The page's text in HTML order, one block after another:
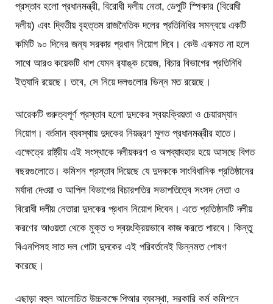
প্রস্তাব হলো প্রধানমন্ত্রী, বিরোধী দলীয় নেতা, ডেপুটি স্পিকার (বিরোধী
দলীয়) এবং দ্বিতীয় বৃহত্তম রাজনৈতিক দলের প্রতিনিধির সমন্বয়ে একটি
কমিটি ৯০ দিনের জন্য সরকার প্রধান নিয়োগ দিবে। কেউ একমত না হলে
সাথে আরও কয়েকটি ধাপ যেমন র‍্যাঙ্ক চয়েজ, বিচার বিভাগের প্রতিনিধি
ইত্যাদি রয়েছে। তবে, সে নিয়ে দলগুলোর ভিন্ন মত রয়েছে।
আরেকটি গুরুত্বপূর্ণ প্রস্তাব হলো দুদকের স্বয়ংক্রিয়তা ও চেয়ারম্যান
নিয়োগ। বর্তমান ব্যবস্থায় দুদকের নিয়ন্ত্রণ মুলত প্রধানমন্ত্রীর হাতে।
এক্ষেত্রে রাষ্ট্রীয় এই সংস্থাকে দলীয়করণ ও অপব্যাবহার হয়ে আসছে বিগত
বছরগুলোতে। কমিশন প্রস্তাব দিয়েছে যে দুদককে সাংবিধানিক প্রতিষ্ঠানের
মর্যাদা দেওয়া ও আপিল বিভাগের বিচারপতির সভাপতিত্বে সংসদ নেতা ও
বিরোধী দলীয় নেতারা দুদকের প্রধান নিয়োগ দিবেন। এতে প্রতিষ্ঠানটি দলীয়
করণের আওয়তা থেকে মুক্ত ও স্বয়ংক্রিয়ভাবে কাজ করতে পারবে। কিন্তু
বিএনপিসহ সাত দল গোটা দুদকের এই পরিবর্তনেই ভিন্নমত পোষণ
করেছে।
এছাড়া বহুল আলোচিত উচ্চকক্ষে পিআর ব্যবস্থা, সরকারি কর্ম কমিশনে